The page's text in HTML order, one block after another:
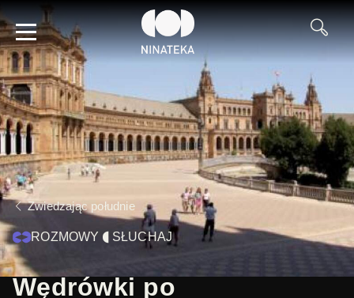
Zwiedzając południe
ROZMOWY SŁUCHAJ
Wędrówki po